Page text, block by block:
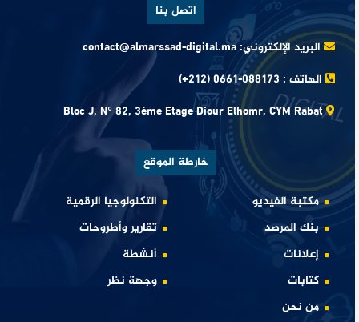
اتصل بنا
البريد الإلكتروني:contact@almarssad-digital.ma
الهاتف : (+212) 0661-088173
Bloc J, N° 82, 3ème Etage Diour Elhomr, CYM Rabat
خارطة الموقع
مكتبة الفيديو
التكنولوجيا الرقمية
بنك المرصد
تقارير وأطروحات
إعلانات
أنشطة
كتابات
وجهة نظر
من نحن